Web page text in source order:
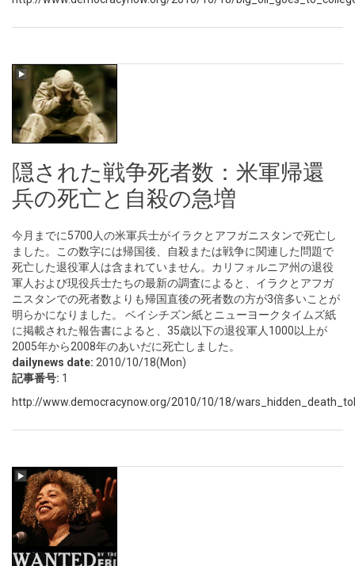
隠された戦争死者数：米軍帰還
兵の死亡と自殺の急増
今月までに5700人の米軍兵士がイラクとアフガニスタンで死亡し
ました。この数字には帰国後、自殺または戦争に関連した問題で
死亡した退役軍人は含まれていません。カリフォルニア州の退役
軍人および現役兵士たちの最新の調査によると、イラクとアフガ
ニスタンでの死者数よりも帰国直後の死者数の方が3倍多いことが
明らかになりました。 ベイシチズン紙とニューヨークタイムズ紙
に掲載された報告書によると、35歳以下の退役軍人1000以上が
2005年から2008年のあいだに死亡しました。
dailynews date: 2010/10/18(Mon)
記事番号: 1
http://www.democracynow.org/2010/10/18/